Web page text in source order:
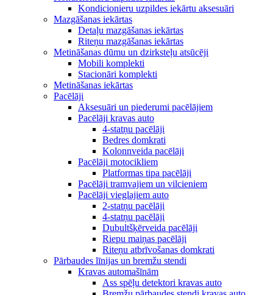
Kondicionieru uzpildes iekārtu aksesuāri
Mazgāšanas iekārtas
Detaļu mazgāšanas iekārtas
Riteņu mazgāšanas iekārtas
Metināšanas dūmu un dzirksteļu atsūcēji
Mobili komplekti
Stacionāri komplekti
Metināšanas iekārtas
Pacēlāji
Aksesuāri un piederumi pacēlājiem
Pacēlāji kravas auto
4-statņu pacēlāji
Bedres domkrati
Kolonnveida pacēlāji
Pacēlāji motocikliem
Platformas tipa pacēlāji
Pacēlāji tramvajiem un vilcieniem
Pacēlāji vieglajiem auto
2-statņu pacēlāji
4-statņu pacēlāji
Dubultšķērveida pacēlāji
Riepu maiņas pacēlāji
Riteņu atbrīvošanas domkrati
Pārbaudes līnijas un bremžu stendi
Kravas automašīnām
Ass spēļu detektori kravas auto